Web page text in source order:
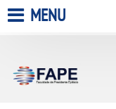
A FACULDADE
MENU